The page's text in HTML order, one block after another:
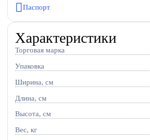
Паспорт
Характеристики
Торговая марка
Упаковка
Ширина, см
Длина, см
Высота, см
Вес, кг